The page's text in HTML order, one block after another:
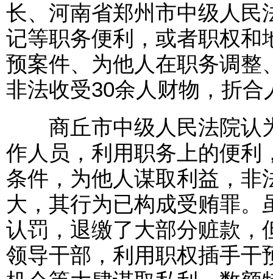
长、河南省郑州市中级人民
记等职务便利，或者职权和
预案件、为他人在职务调整
非法收受30余人财物，折
商丘市中级人民法院认
作人员，利用职务上的便利
条件，为他人谋取利益，非
大，其行为已构成受贿罪
认罚，退缴了大部分赃款，
领导干部，利用职权插手干